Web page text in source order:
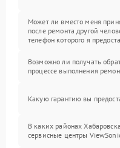
Может ли вместо меня
после ремонта другой
телефон которого я
Возможно ли получать
процессе выполнения
Какую гарантию вы
В каких районах
сервисные центры